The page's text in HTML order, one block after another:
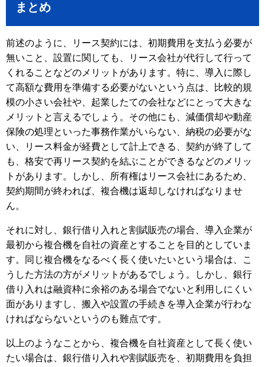
まとめ
前述のように、リース契約には、初期費用を支払う必要が
無いこと、設置に関しても、リース会社が代行して行って
くれることなどのメリットがあります。特に、導入に際し
て高額な費用を準備する必要がないという点は、比較的規
模の小さい会社や、起業したての会社などにとって大きな
メリットと言えるでしょう。その他にも、減価償却や動産
保険の処理といった事務作業がいらない、納税の必要がな
い、リース料金が経費として計上できる、契約が終了して
も、格安で再リース契約を結ぶことができるなどのメリッ
トがあります。しかし、所有権はリース会社にあるため、
契約期間が終われば、複合機は返却しなければなりませ
ん。
それに対し、銀行借り入れと割賦販売の場合、導入企業が
最初から複合機を自社の資産とすることを目的としていま
す。同じ複合機をなるべく長く使いたいという場合は、こ
うした方法の方がメリットがあるでしょう。しかし、銀行
借り入れは融資枠に余裕のある場合でないと利用しにくい
面がありますし、搬入や設置の手続きを導入企業が行わな
ければならないというのも難点です。
以上のようなことから、複合機を自社資産として長く使い
たい場合は、銀行借り入れや割賦販売を、初期費用を負担